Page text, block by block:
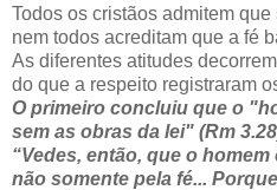
Todos os cristãos admitem
nem todos acreditam que a fé
As diferentes atitudes
do que a respeito registraram
O primeiro concluiu que o
sem as obras da lei" (Rm
“Vedes, então, que o
não somente pela fé...